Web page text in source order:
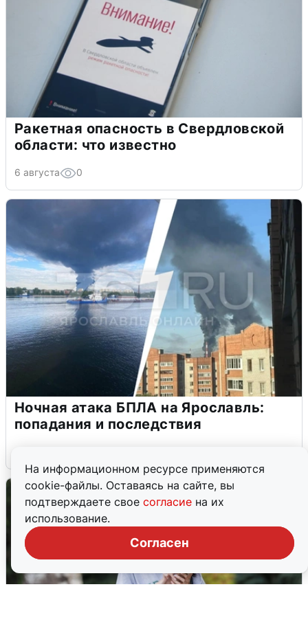
На информационном ресурсе применяются
cookie-файлы. Оставаясь на сайте, вы
подтверждаете свое согласие на их
использование.
Согласен
Ракетная опасность в Свердловской
области: что известно
6 августа 0
Ночная атака БПЛА на Ярославль:
попадания и последствия